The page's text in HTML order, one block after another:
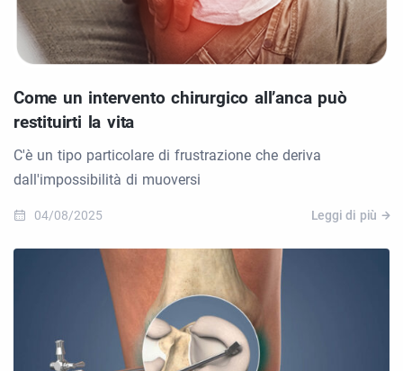
Come un intervento chirurgico all’anca può
restituirti la vita
C'è un tipo particolare di frustrazione che deriva
dall'impossibilità di muoversi
04/08/2025 Leggi di più